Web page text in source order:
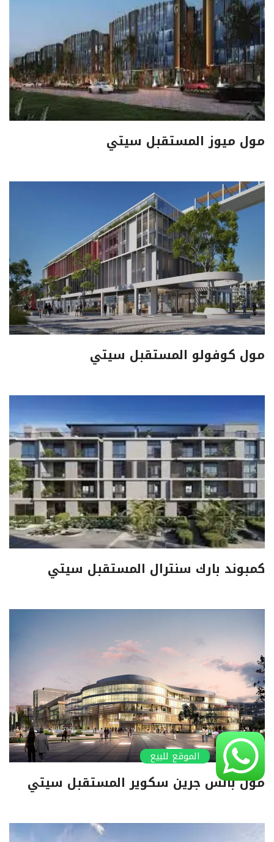
مول ميوز المستقبل سيتي
مول كوفولو المستقبل سيتي
كمبوند بارك سنترال المستقبل سيتي
مول بالس جرين سكوير المستقبل سيتي
الموقع للبيع